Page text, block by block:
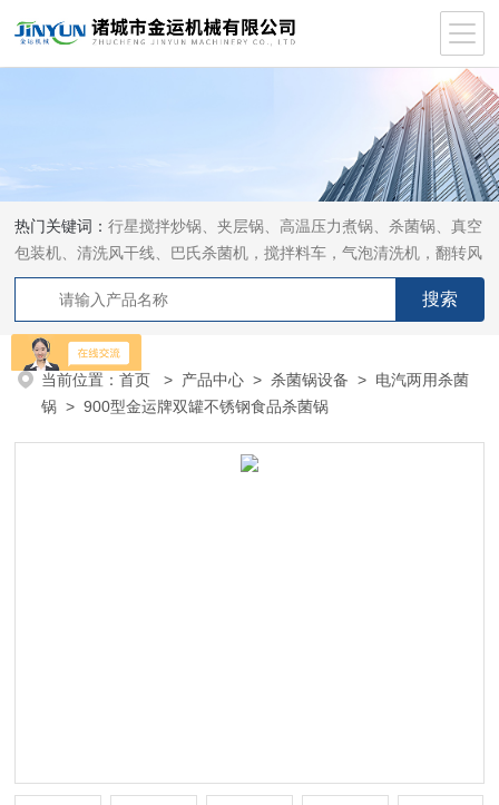
热门关键词：行星搅拌炒锅、夹层锅、高温压力煮锅、杀菌锅、真空
包装机、清洗风干线、巴氏杀菌机，搅拌料车，气泡清洗机，翻转风
干机
当前位置：首页 > 产品中心 >杀菌锅设备 > 电汽两用杀菌
锅 > 900型金运牌双罐不锈钢食品杀菌锅